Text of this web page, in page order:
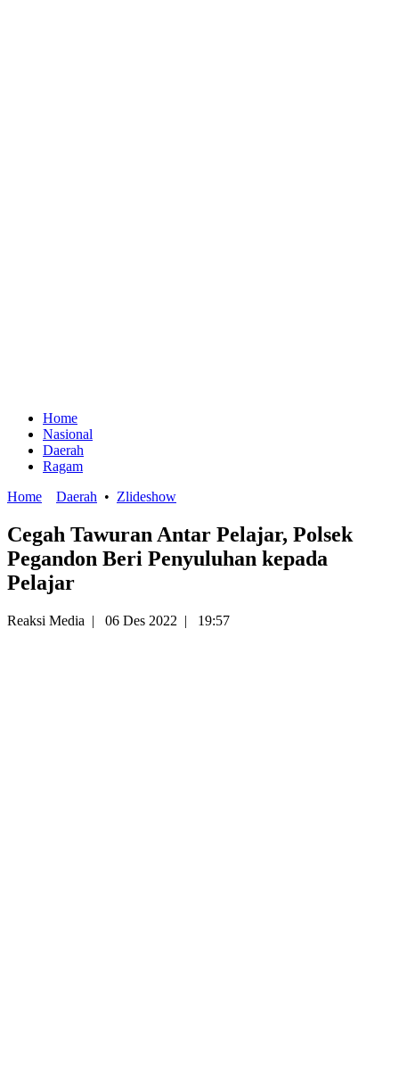
Home
Nasional
Daerah
Ragam
Home
Daerah • Zlideshow
Cegah Tawuran Antar Pelajar, Polsek
Pegandon Beri Penyuluhan kepada
Pelajar
Reaksi Media | 06 Des 2022 | 19:57